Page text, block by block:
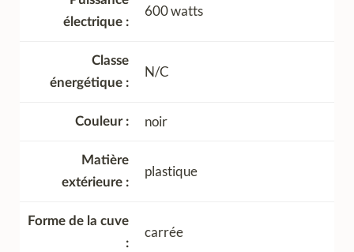
électrique
600 watts
Classe
énergétique
N/C
Couleur noir
Matière
extérieure
plastique
Forme de la cuve
carrée